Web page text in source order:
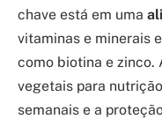
chave está em uma
vitaminas e minerais
como biotina e zinco.
vegetais para
semanais e a